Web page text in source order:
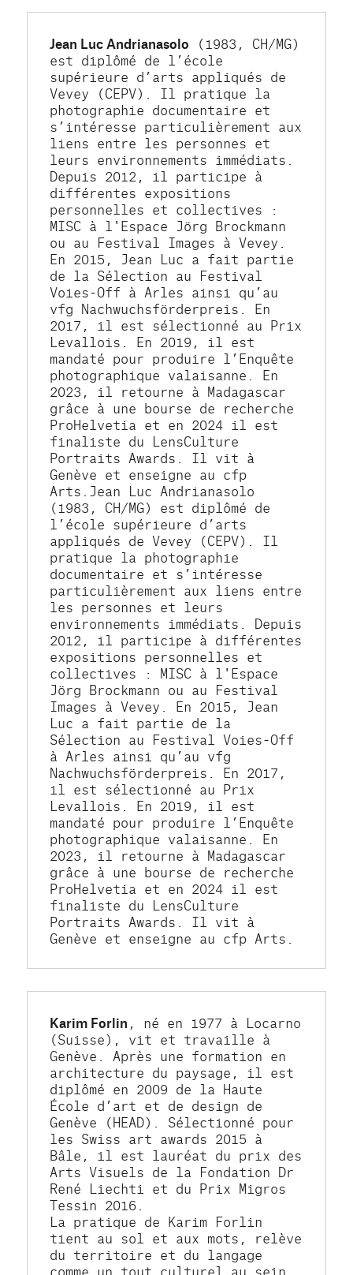
Jean Luc Andrianasolo (1983, CH/MG)
est diplômé de l’école
supérieure d’arts appliqués de
Vevey (CEPV). Il pratique la
photographie documentaire et
s’intéresse particulièrement aux
liens entre les personnes et
leurs environnements immédiats.
Depuis 2012, il participe à
différentes expositions
personnelles et collectives :
MISC à l'Espace Jörg Brockmann
ou au Festival Images à Vevey.
En 2015, Jean Luc a fait partie
de la Sélection au Festival
Voies-Off à Arles ainsi qu’au
vfg Nachwuchsförderpreis. En
2017, il est sélectionné au Prix
Levallois. En 2019, il est
mandaté pour produire l’Enquête
photographique valaisanne. En
2023, il retourne à Madagascar
grâce à une bourse de recherche
ProHelvetia et en 2024 il est
finaliste du LensCulture
Portraits Awards. Il vit à
Genève et enseigne au cfp
Arts.Jean Luc Andrianasolo
(1983, CH/MG) est diplômé de
l’école supérieure d’arts
appliqués de Vevey (CEPV). Il
pratique la photographie
documentaire et s’intéresse
particulièrement aux liens entre
les personnes et leurs
environnements immédiats. Depuis
2012, il participe à différentes
expositions personnelles et
collectives : MISC à l'Espace
Jörg Brockmann ou au Festival
Images à Vevey. En 2015, Jean
Luc a fait partie de la
Sélection au Festival Voies-Off
à Arles ainsi qu’au vfg
Nachwuchsförderpreis. En 2017,
il est sélectionné au Prix
Levallois. En 2019, il est
mandaté pour produire l’Enquête
photographique valaisanne. En
2023, il retourne à Madagascar
grâce à une bourse de recherche
ProHelvetia et en 2024 il est
finaliste du LensCulture
Portraits Awards. Il vit à
Genève et enseigne au cfp Arts.
Karim Forlin , né en 1977 à Locarno
(Suisse), vit et travaille à
Genève. Après une formation en
architecture du paysage, il est
diplômé en 2009 de la Haute
École d’art et de design de
Genève (HEAD). Sélectionné pour
les Swiss art awards 2015 à
Bâle, il est lauréat du prix des
Arts Visuels de la Fondation Dr
René Liechti et du Prix Migros
Tessin 2016.
La pratique de Karim Forlin
tient au sol et aux mots, relève
du territoire et du langage
comme un tout culturel au sein